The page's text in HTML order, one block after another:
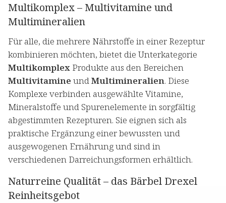
Multikomplex – Multivitamine und
Multimineralien
Für alle, die mehrere Nährstoffe in einer Rezeptur
kombinieren möchten, bietet die Unterkategorie
Multikomplex Produkte aus den Bereichen
Multivitamine undMultimineralien. Diese
Komplexe verbinden ausgewählte Vitamine,
Mineralstoffe und Spurenelemente in sorgfältig
abgestimmten Rezepturen. Sie eignen sich als
praktische Ergänzung einer bewussten und
ausgewogenen Ernährung und sind in
verschiedenen Darreichungsformen erhältlich.
Naturreine Qualität – das Bärbel Drexel
Reinheitsgebot